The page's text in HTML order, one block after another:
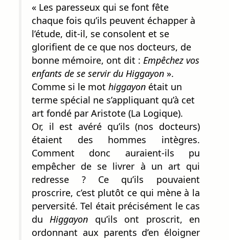
« Les paresseux qui se font fête
chaque fois qu’ils peuvent échapper à
l’étude, dit-il, se consolent et se
glorifient de ce que nos docteurs, de
bonne mémoire, ont dit :Empêchez vos
enfants de se servir du Higgayon ».
Comme si le mothiggayon était un
terme spécial ne s’appliquant qu’à cet
art fondé par Aristote (La Logique).
Or, il est avéré qu’ils (nos docteurs)
étaient des hommes intègres.
Comment donc auraient-ils pu
empêcher de se livrer à un art qui
redresse ? Ce qu’ils pouvaient
proscrire, c’est plutôt ce qui mène à la
perversité. Tel était précisément le cas
duHiggayon qu’ils ont proscrit, en
ordonnant aux parents d’en éloigner